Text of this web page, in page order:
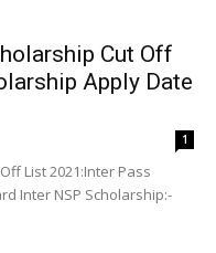
Cut Off
Apply Date
1
List 2021:Inter Pass
Inter NSP Scholarship:-